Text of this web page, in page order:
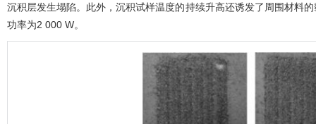
沉积层发生塌陷。此外，沉积试样温度的持续升高还诱发了周围材料
功率为2 000 W。